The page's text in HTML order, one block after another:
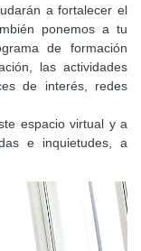
a fortalecer el
ponemos a tu
de formación
las actividades
de interés, redes
espacio virtual y a
e inquietudes, a